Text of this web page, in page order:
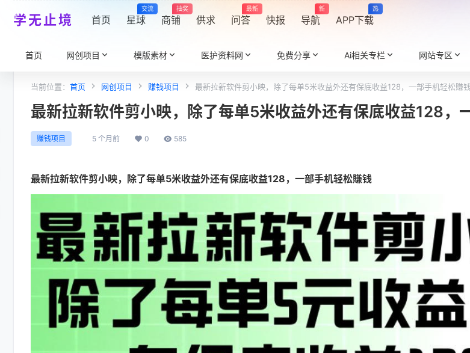
学无止境 首页 星球
交流
商铺
抽奖
供求 问答
最新
快报 导航
新
APP下载
热
首页 网创项目 模版素材 医护资料网 免费分享 Ai相关专栏 网站专区
当前位置： 首页 网创项目 赚钱项目 最新拉新软件剪小映，除了每单5米收益外还有保底收益128，一部手机轻松賺钱
最新拉新软件剪小映，除了每单5米收益外还有保底收益128，
赚钱项目 5 个月前 0 585
最新拉新软件剪小映，除了每单5米收益外还有保底收益128，一部手机轻松賺钱